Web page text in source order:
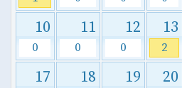
10
0
11
0
12
0
13
2
17 18 19 20